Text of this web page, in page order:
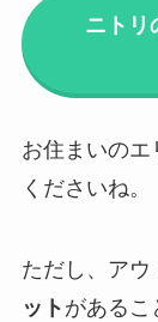
ニト
お住まいのエ
くださいね。
ただし、ア
ット があるこ